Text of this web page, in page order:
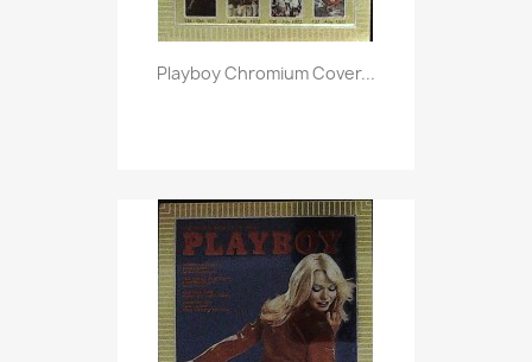
Vorschau
Playboy Chromium Cover...